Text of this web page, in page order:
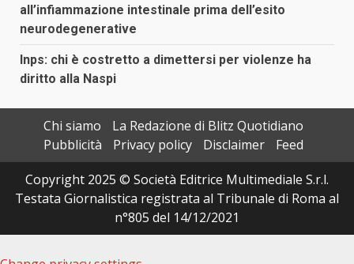
all’infiammazione intestinale prima dell’esito
neurodegenerative
Inps: chi è costretto a dimettersi per violenze ha
diritto alla Naspi
Chi siamo
La Redazione di Blitz Quotidiano
Pubblicità
Privacy policy Disclaimer
Feed
Copyright 2025 © Società Editrice Multimediale S.r.l.
Testata Giornalistica registrata al Tribunale di Roma al
n°805 del 14/12/2021